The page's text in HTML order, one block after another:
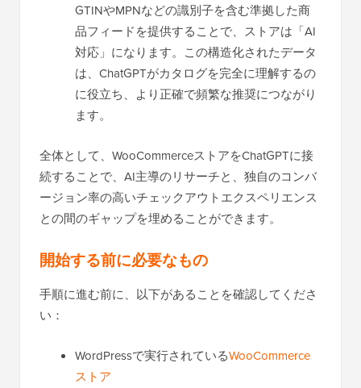
GTINやMPNなどの識別子を含む準拠した商
品フィードを提供することで、ストアは「AI
対応」になります。この構造化されたデータ
は、ChatGPTがカタログを完全に理解するの
に役立ち、より正確で頻繁な推奨につながり
ます。
全体として、WooCommerceストアをChatGPTに接
続することで、AI主導のリサーチと、独自のコンバ
ージョン率の高いチェックアウトエクスペリエンス
との間のギャップを埋めることができます。
開始する前に必要なもの
手順に進む前に、以下があることを確認してくださ
い：
WordPressで実行されているWooCommerce
ストア